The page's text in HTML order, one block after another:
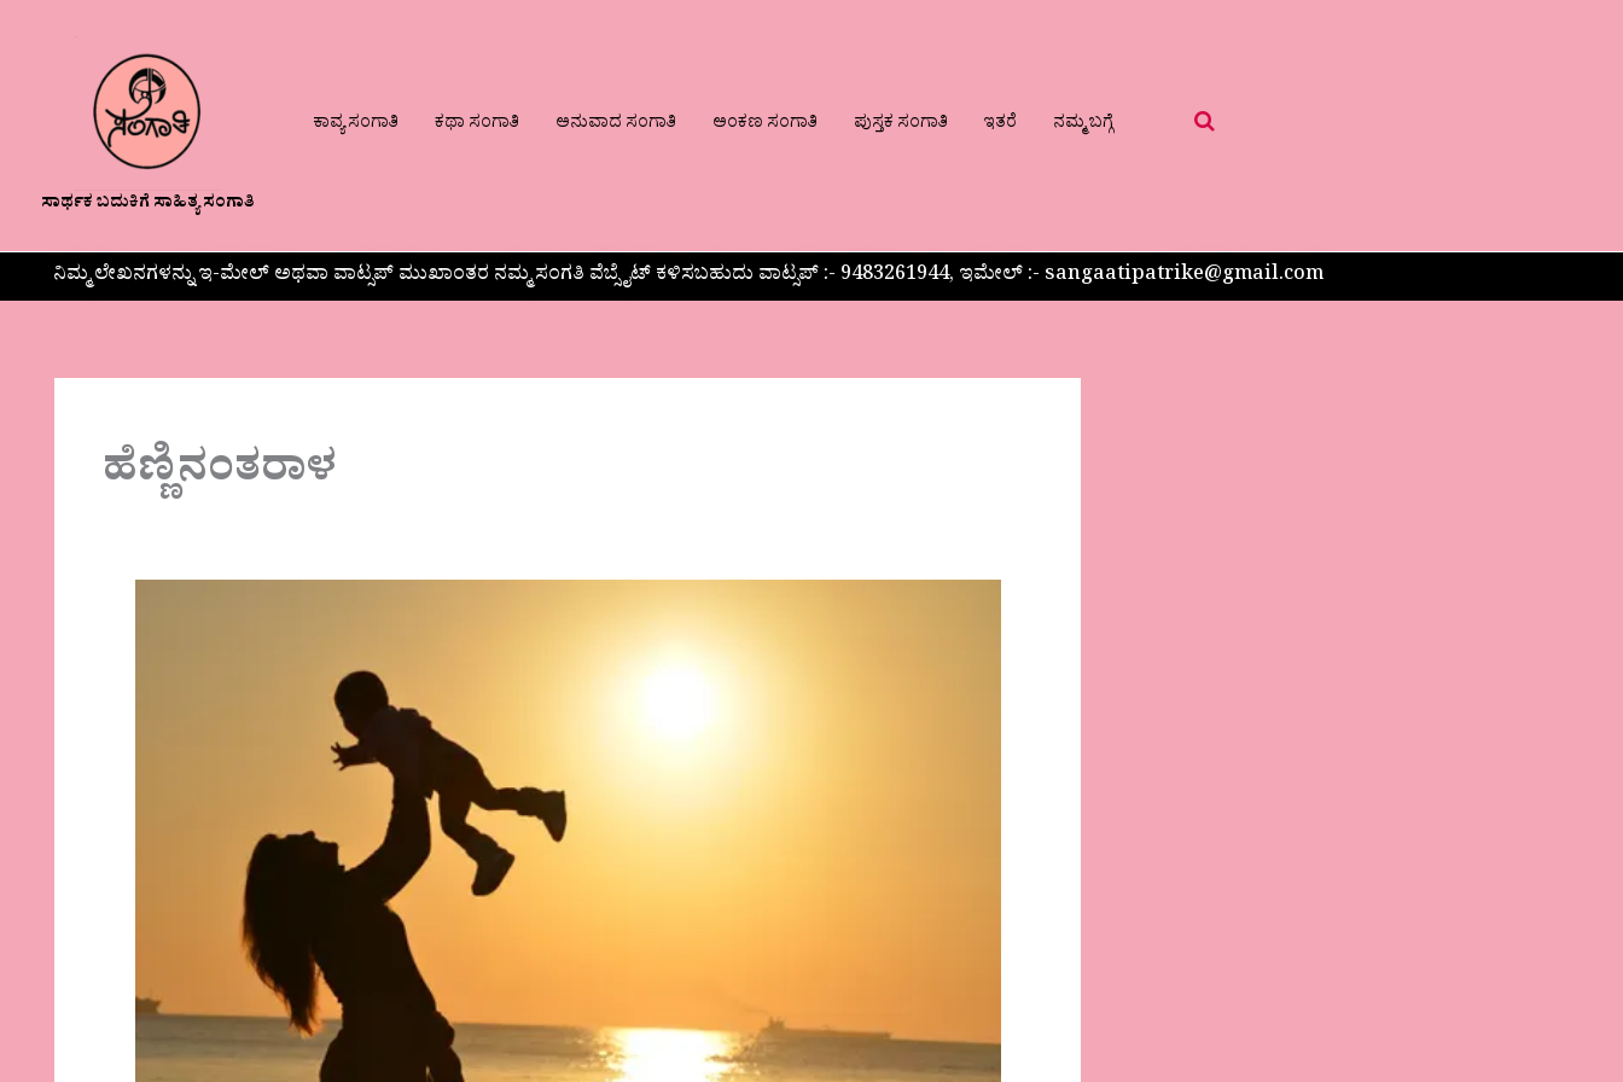
ಸಾರ್ಥಕ ಬದುಕಿಗೆ ಸಾಹಿತ್ಯ ಸಂಗಾತಿ
ಕಾವ್ಯ ಸಂಗಾತಿ ಕಥಾ ಸಂಗಾತಿ ಅನುವಾದ ಸಂಗಾತಿ ಅಂಕಣ ಸಂಗಾತಿ ಪುಸ್ತಕ ಸಂಗಾತಿ ಇತರೆ ನಮ್ಮ ಬಗ್ಗೆ
ನಿಮ್ಮ ಲೇಖನಗಳನ್ನು ಇ-ಮೇಲ್ ಅಥವಾ ವಾಟ್ಸಪ್ ಮುಖಾಂತರ ನಮ್ಮ ಸಂಗತಿ ವೆಬ್ಸೈಟ್ ಕಳಿಸಬಹುದು ವಾಟ್ಸಪ್‌ :- 9483261944, ಇಮೇಲ್ :- sangaatipatrike@gmail.com
ಹೆಣ್ಣಿನಂತರಾಳ